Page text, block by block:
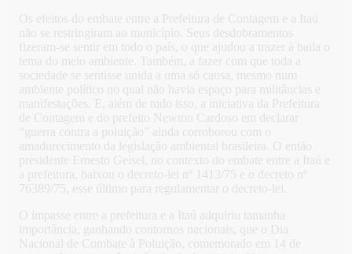
Os efeitos do embate entre a Prefeitura de Contagem e a Itaú
não se restringiram ao município. Seus desdobramentos
fizeram-se sentir em todo o país, o que ajudou a trazer à baila o
tema do meio ambiente. Também, a fazer com que toda a
sociedade se sentisse unida a uma só causa, mesmo num
ambiente político no qual não havia espaço para militâncias e
manifestações. E, além de tudo isso, a iniciativa da Prefeitura
de Contagem e do prefeito Newton Cardoso em declarar
“guerra contra a poluição” ainda corroborou com o
amadurecimento da legislação ambiental brasileira. O então
presidente Ernesto Geisel, no contexto do embate entre a Itaú e
a prefeitura, baixou o decreto-lei nº 1413/75 e o decreto nº
76389/75, esse último para regulamentar o decreto-lei.
O impasse entre a prefeitura e a Itaú adquiriu tamanha
importância, ganhando contornos nacionais, que o Dia
Nacional de Combate à Poluição, comemorado em 14 de